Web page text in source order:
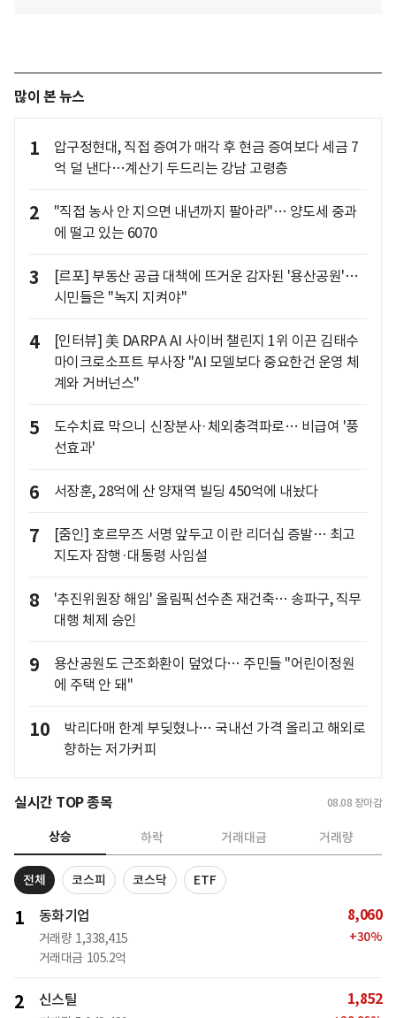
많이 본 뉴스
1
압구정현대, 직접 증여가 매각 후 현금 증여보다 세금 7
억 덜 낸다…계산기 두드리는 강남 고령층
2
"직접 농사 안 지으면 내년까지 팔아라"… 양도세 중과
에 떨고 있는 6070
3
[르포] 부동산 공급 대책에 뜨거운 감자된 '용산공원'…
시민들은 "녹지 지켜야"
4
[인터뷰] 美 DARPA AI 사이버 챌린지 1위 이끈 김태수
마이크로소프트 부사장 "AI 모델보다 중요한건 운영 체
계와 거버넌스"
5
도수치료 막으니 신장분사·체외충격파로… 비급여 '풍
선효과'
6 서장훈, 28억에 산 양재역 빌딩 450억에 내놨다
7
[줌인] 호르무즈 서명 앞두고 이란 리더십 증발… 최고
지도자 잠행·대통령 사임설
8
'추진위원장 해임' 올림픽선수촌 재건축… 송파구, 직무
대행 체제 승인
9
용산공원도 근조화환이 덮었다… 주민들 "어린이정원
에 주택 안 돼"
10
박리다매 한계 부딪혔나… 국내선 가격 올리고 해외로
향하는 저가커피
실시간 TOP 종목 08.08 장마감
상승 하락 거래대금 거래량
전체 코스피 코스닥 ETF
1 동화기업
거래량 1,338,415
거래대금 105.2억
8,060
+30%
2 신스틸 1,852